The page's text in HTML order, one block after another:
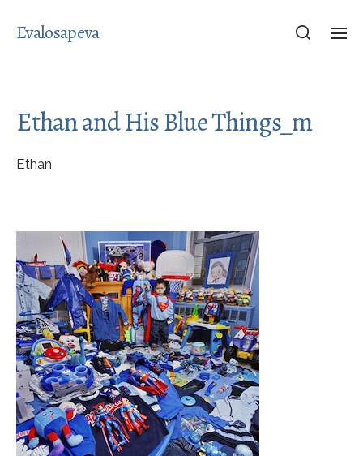
Evalosapeva
Ethan and His Blue Things_m
Ethan